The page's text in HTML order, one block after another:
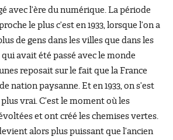
avec l’ère du numérique. La période
le plus c’est en 1933, lorsque l’on a
de gens dans les villes que dans les
qui avait été passé avec le monde
reposait sur le fait que la France
nation paysanne. Et en 1933, on s’est
vrai. C’est le moment où les
et ont créé les chemises vertes.
alors plus puissant que l’ancien